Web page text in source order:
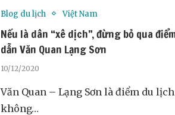
Blog du lịch Việt Nam
Nếu là dân “xê dịch”, đừng bỏ qua
dẫn Văn Quan Lạng Sơn
10/12/2020
Văn Quan – Lạng Sơn là điểm du
không…